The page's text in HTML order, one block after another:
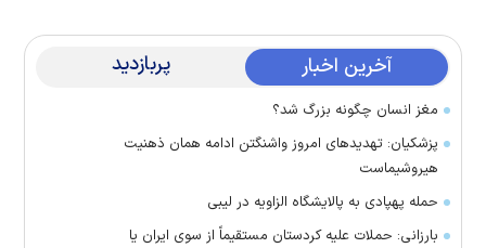
آخرین اخبار پربازدید
مغز انسان چگونه بزرگ شد؟
پزشکیان: تهدید‌های امروز واشنگتن ادامه همان ذهنیت
هیروشیماست
حمله پهپادی به پالایشگاه الزاویه در لیبی
بارزانی: حملات علیه کردستان مستقیماً از سوی ایران یا